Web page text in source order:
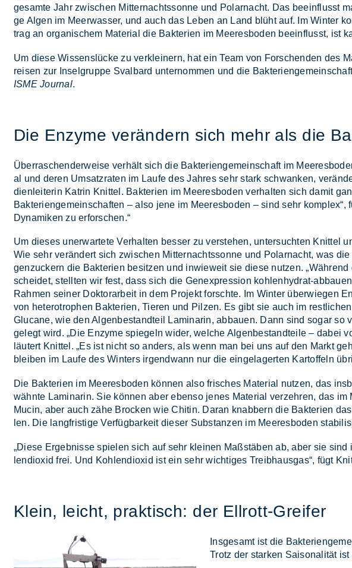
ge­sam­te Jahr zwi­schen Mit­ter­nachts­son­ne und Po­lar­nacht. Das be­ein­flusst
ge Al­gen im Meer­was­ser, und auch das Le­ben an Land blüht auf. Im Win­ter
trag an or­ga­ni­schem Ma­te­ri­al die Bak­te­ri­en im Mee­res­bo­den be­ein­flusst, ist
Um die­se Wis­sens­lü­cke zu ver­klei­nern, hat ein Team von For­schen­den
rei­sen zur In­sel­grup­pe Sval­bard un­ter­nom­men und die
ISME Journal.
Die En­zy­me ver­än­dern sich mehr als die
Über­ra­schen­der­wei­se ver­hält sich die Bak­te­ri­en­ge­mein­schaft im
al und de­ren Um­satz­ra­ten im Lau­fe des Jah­res sehr stark schwan­ken,
di­en­lei­te­rin Kat­rin Knit­tel. Bak­te­ri­en im Mee­res­bo­den ver­hal­ten sich da­mit
Bak­te­ri­en­ge­mein­schaf­ten – also jene im Mee­res­bo­den – sind sehr
Dy­na­mi­ken zu er­for­schen.“
Um die­ses un­er­war­te­te Ver­hal­ten bes­ser zu ver­ste­hen, un­ter­such­ten Knit­tel
Wie sehr ver­än­dert sich zwi­schen Mit­ter­nachts­son­ne und Po­lar­nacht, was
gen­zu­ckern die Bak­te­ri­en be­sit­zen und in­wie­weit sie die­se nut­zen.
schei­det, stell­ten wir fest, dass sich die Ge­n­ex­pres­si­on koh­len­hy­drat-
Rah­men sei­ner Dok­tor­ar­beit in dem Pro­jekt forsch­te. Im Win­ter über­wie­gen
von he­te­ro­tro­phen Bak­te­ri­en, Tie­ren und Pil­zen. Es gibt sie auch im
Glu­ca­ne, wie den Al­gen­be­stand­teil La­mi­na­rin, ab­bau­en. Dann sind so­gar
ge­legt wird. „Die En­zy­me spie­geln wi­der, wel­che Al­gen­be­stand­tei­le – da­bei
läu­tert Knit­tel. „Es ist nicht so an­ders, als wenn man bei uns auf den Markt
blei­ben im Lau­fe des Win­ters ir­gend­wann nur die ein­ge­la­ger­ten Kar­tof­feln
Die Bak­te­ri­en im Mee­res­bo­den kön­nen also fri­sches Ma­te­ri­al nut­zen, das
wähn­te La­mi­na­rin. Sie kön­nen aber eben­so je­nes Ma­te­ri­al ver­zeh­ren, das
Mu­cin, aber auch zähe Bro­cken wie Chi­tin. Dar­an knab­bern die Bak­te­ri­en
len. Die lang­fris­ti­ge Ver­füg­bar­keit die­ser Sub­stan­zen im Mee­res­bo­den
„Die­se Er­geb­nis­se spie­len sich auf sehr klei­nen Maß­stä­ben ab, aber sie
len­di­oxid frei. Und Koh­len­di­oxid ist ein sehr wich­ti­ges Treib­haus­gas“, fügt
Klein, leicht, prak­tisch: der Ell­rott-Grei­fer
Ins­ge­samt ist die
Trotz der star­ken Sai­so­na­li­tät